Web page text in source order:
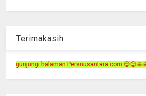
Terimakasih